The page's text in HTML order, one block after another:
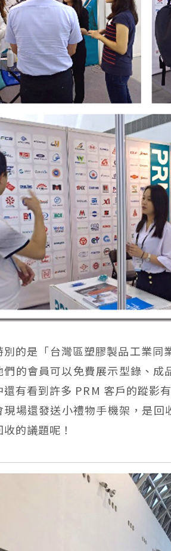
別的是「台灣區塑膠製品工業
的會員可以免費展示型錄、
還有看到許多 PRM 客戶的蹤影
現場還發送小禮物手機架，是
的議題呢！